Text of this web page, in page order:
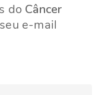
do Câncer
e-mail